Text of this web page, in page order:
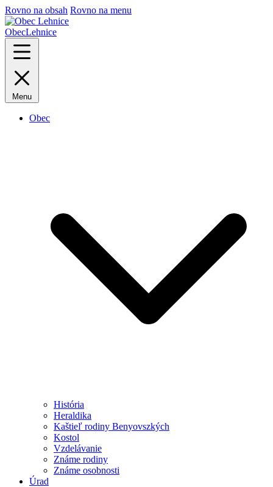
Rovno na obsah Rovno na menu
ObecLehnice
Menu
Obec
História
Heraldika
Kaštieľ rodiny Benyovszkých
Kostol
Vzdelávanie
Známe rodiny
Známe osobnosti
Úrad